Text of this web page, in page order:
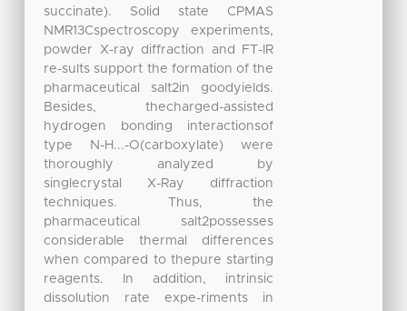
succinate). Solid state CPMAS
NMR13Cspectroscopy experiments,
powder X-ray diffraction and FT-IR
re-sults support the formation of the
pharmaceutical salt2in goodyields.
Besides, thecharged-assisted
hydrogen bonding interactionsof
type N-H...-O(carboxylate) were
thoroughly analyzed by
singlecrystal X-Ray diffraction
techniques. Thus, the
pharmaceutical salt2possesses
considerable thermal differences
when compared to thepure starting
reagents. In addition, intrinsic
dissolution rate expe-riments in